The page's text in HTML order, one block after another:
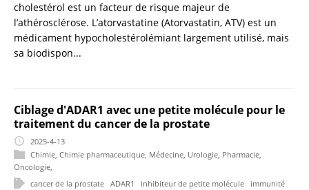
cholestérol est un facteur de risque majeur de
l’athérosclérose. L’atorvastatine (Atorvastatin, ATV) est un
médicament hypocholestérolémiant largement utilisé, mais
sa biodispon...
Ciblage d'ADAR1 avec une petite molécule pour le
traitement du cancer de la prostate
2025-4-13
Chimie Chimie pharmaceutique Médecine Urologie Pharmacie
Oncologie
cancer de la prostate ADAR1 inhibiteur de petite molécule
immunité